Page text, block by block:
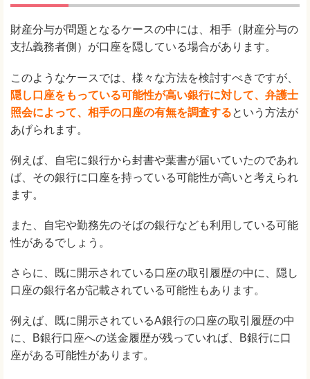
財産分与が問題となるケースの中には、相手（財産分与の
支払義務者側）が口座を隠している場合があります。
このようなケースでは、様々な方法を検討すべきですが、
隠し口座をもっている可能性が高い銀行に対して、弁護士
照会によって、相手の口座の有無を調査するという方法が
あげられます。
例えば、自宅に銀行から封書や葉書が届いていたのであれ
ば、その銀行に口座を持っている可能性が高いと考えられ
ます。
また、自宅や勤務先のそばの銀行なども利用している可能
性があるでしょう。
さらに、既に開示されている口座の取引履歴の中に、隠し
口座の銀行名が記載されている可能性もあります。
例えば、既に開示されているA銀行の口座の取引履歴の中
に、B銀行口座への送金履歴が残っていれば、B銀行に口
座がある可能性があります。